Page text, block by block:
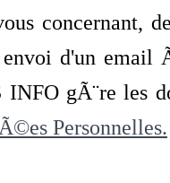
concernant,
envoi d'un
gÃ¨re les
Personnelles.